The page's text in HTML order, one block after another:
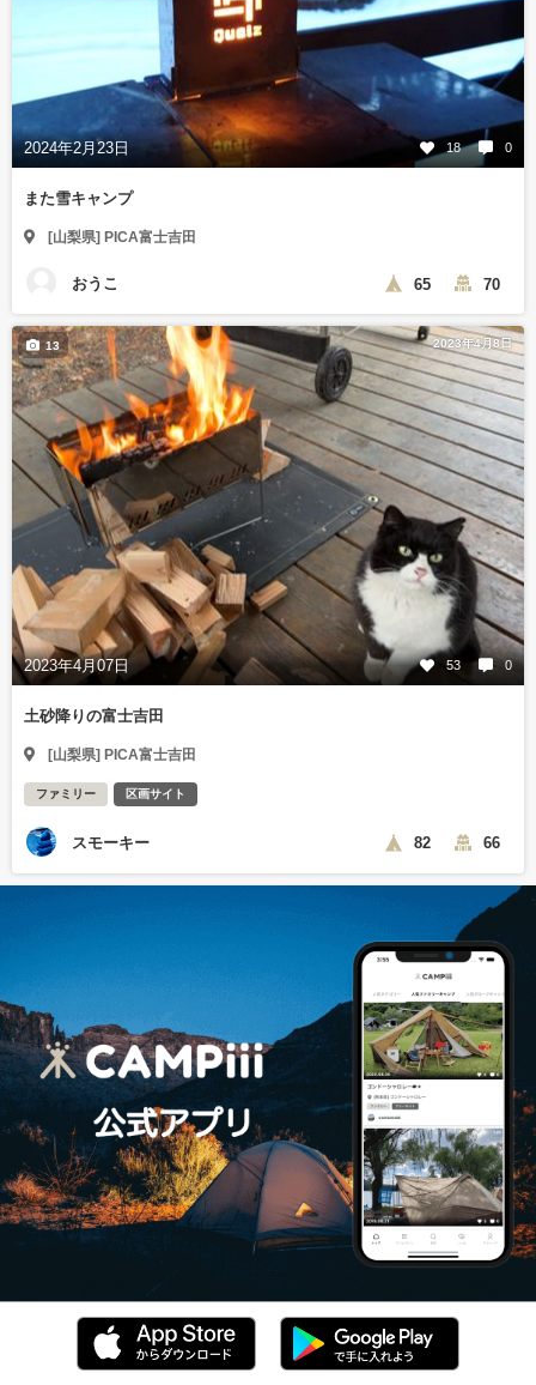
2024年2月23日 18 0
また雪キャンプ
[山梨県] PICA富士吉田
おうこ 65 70
2023年4月8日
2023年4月07日 53 0
13
土砂降りの富士吉田
[山梨県] PICA富士吉田
ファミリー 区画サイト
スモーキー 82 66